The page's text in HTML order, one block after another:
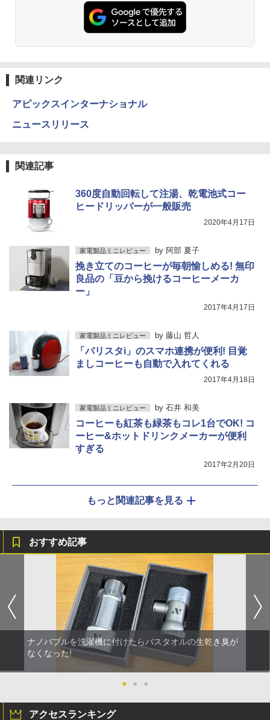
関連リンク
アピックスインターナショナル
ニュースリリース
関連記事
360度自動回転して注湯、乾電池式コー
ヒードリッパーが一般販売
2020年4月17日
家電製品ミニレビュー by 阿部 夏子
挽き立てのコーヒーが毎朝愉しめる! 無印
良品の「豆から挽けるコーヒーメーカ
ー」
2017年4月17日
家電製品ミニレビュー by 藤山 哲人
「バリスタi」のスマホ連携が便利! 目覚
ましコーヒーも自動で入れてくれる
2017年4月18日
家電製品ミニレビュー by 石井 和美
コーヒーも紅茶も緑茶もコレ1台でOK! コ
ーヒー&ホットドリンクメーカーが便利
すぎる
2017年2月20日
もっと関連記事を見る
おすすめ記事
ナノバブルを洗濯機に付けたらバスタオルの生乾き臭が
なくなった!
● ● ●
アクセスランキング